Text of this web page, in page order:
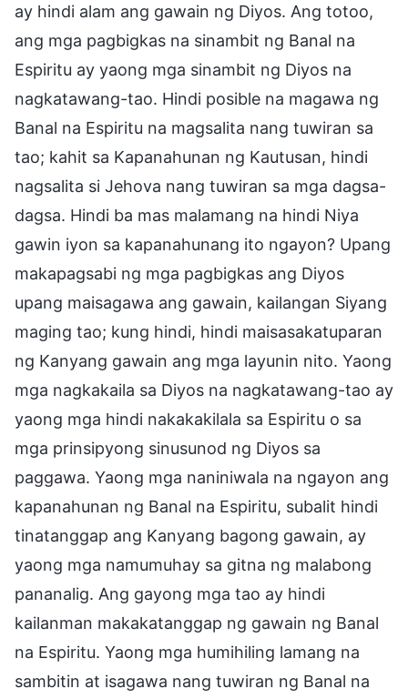
ay hindi alam ang gawain ng Diyos. Ang totoo,
ang mga pagbigkas na sinambit ng Banal na
Espiritu ay yaong mga sinambit ng Diyos na
nagkatawang-tao. Hindi posible na magawa ng
Banal na Espiritu na magsalita nang tuwiran sa
tao; kahit sa Kapanahunan ng Kautusan, hindi
nagsalita si Jehova nang tuwiran sa mga dagsa-
dagsa. Hindi ba mas malamang na hindi Niya
gawin iyon sa kapanahunang ito ngayon? Upang
makapagsabi ng mga pagbigkas ang Diyos
upang maisagawa ang gawain, kailangan Siyang
maging tao; kung hindi, hindi maisasakatuparan
ng Kanyang gawain ang mga layunin nito. Yaong
mga nagkakaila sa Diyos na nagkatawang-tao ay
yaong mga hindi nakakakilala sa Espiritu o sa
mga prinsipyong sinusunod ng Diyos sa
paggawa. Yaong mga naniniwala na ngayon ang
kapanahunan ng Banal na Espiritu, subalit hindi
tinatanggap ang Kanyang bagong gawain, ay
yaong mga namumuhay sa gitna ng malabong
pananalig. Ang gayong mga tao ay hindi
kailanman makakatanggap ng gawain ng Banal
na Espiritu. Yaong mga humihiling lamang na
sambitin at isagawa nang tuwiran ng Banal na